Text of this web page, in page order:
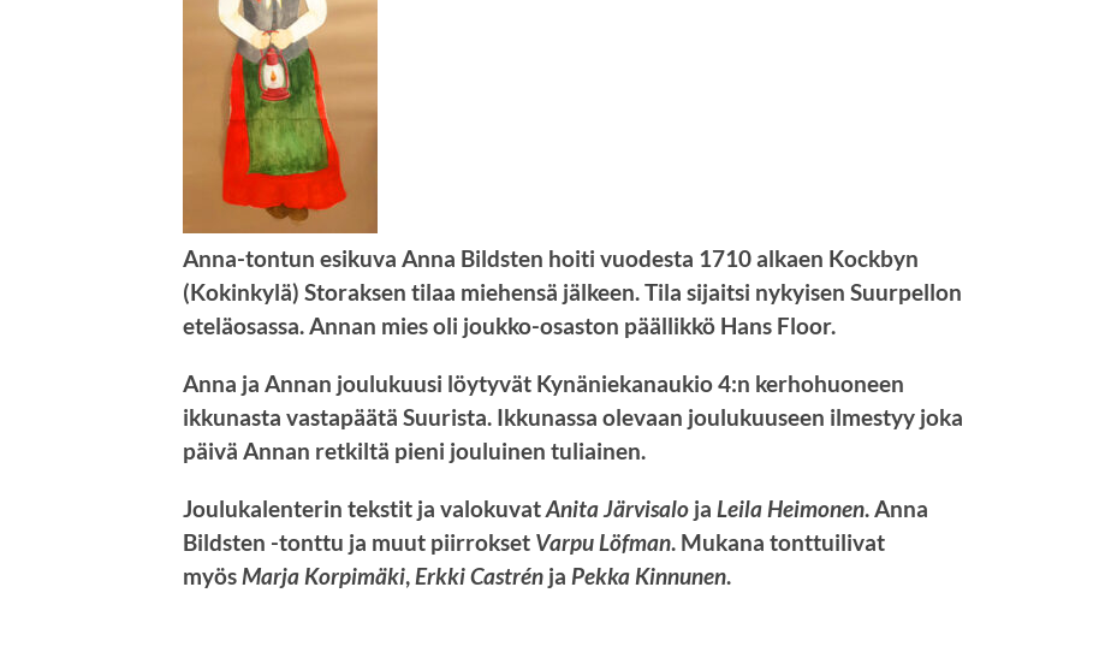
Anna-tontun esikuva Anna Bildsten hoiti vuodesta 1710 alkaen Kockbyn
(Kokinkylä) Storaksen tilaa miehensä jälkeen. Tila sijaitsi nykyisen Suurpellon
eteläosassa. Annan mies oli joukko-osaston päällikkö Hans Floor.
Anna ja Annan joulukuusi löytyvät Kynäniekanaukio 4:n kerhohuoneen
ikkunasta vastapäätä Suurista. Ikkunassa olevaan joulukuuseen ilmestyy joka
päivä Annan retkiltä pieni jouluinen tuliainen.
Joulukalenterin tekstit ja valokuvatAnita Järvisalo ja Leila Heimonen. Anna
Bildsten -tonttu ja muut piirrokset Varpu Löfman. Mukana tonttuilivat
myösMarja Korpimäki,Erkki Castrén ja Pekka Kinnunen.